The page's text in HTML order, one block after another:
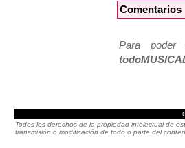
Comentarios
Para poder
Todos los derechos de la propiedad intelectual de
transmisión o modificación de todo o parte del